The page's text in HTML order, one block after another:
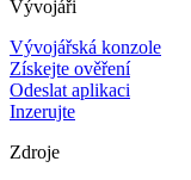
Vývojáři
Vývojářská konzole
Získejte ověření
Odeslat aplikaci
Inzerujte
Zdroje